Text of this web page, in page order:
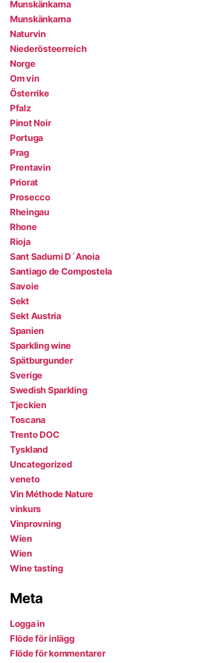
Munskänkarna
Munskänkarna
Naturvin
Niederösteerreich
Norge
Om vin
Österrike
Pfalz
Pinot Noir
Portuga
Prag
Prentavin
Priorat
Prosecco
Rheingau
Rhone
Rioja
Sant Sadurni D´Anoia
Santiago de Compostela
Savoie
Sekt
Sekt Austria
Spanien
Sparkling wine
Spätburgunder
Sverige
Swedish Sparkling
Tjeckien
Toscana
Trento DOC
Tyskland
Uncategorized
veneto
Vin Méthode Nature
vinkurs
Vinprovning
Wien
Wien
Wine tasting
Meta
Logga in
Flöde för inlägg
Flöde för kommentarer